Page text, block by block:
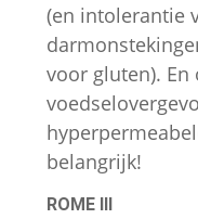
(en intolerantie
voor gluten). En
belangrijk!
ROME III